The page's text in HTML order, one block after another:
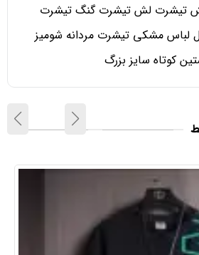
تیشرت لش تیشرت گنگ تیشرت
لباس مشکی تیشرت مردانه شومیز
کوتاه سایز بزرگ